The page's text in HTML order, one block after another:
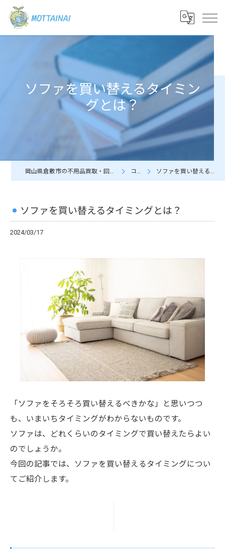
ソファを買い替えるタイミン
グとは？
岡山県倉敷市の不用品買取・回収なら株式会社MOTTAINAI コラム ソファを買い替えるタイミングとは？
ソファを買い替えるタイミングとは？
2024/03/17
「ソファをそろそろ買い替えるべきかな」と思いつつ
も、いまいちタイミングがわからないものです。
ソファは、どれくらいのタイミングで買い替えたらよい
のでしょうか。
今回の記事では、ソファを買い替えるタイミングについ
てご紹介します。